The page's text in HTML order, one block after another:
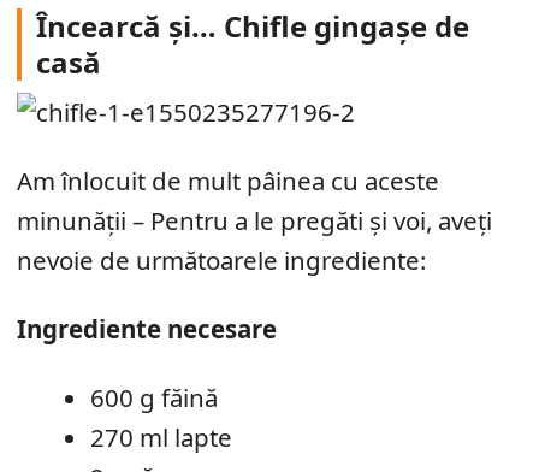
Încearcă și… Chifle gingașe de
casă
Am înlocuit de mult pâinea cu aceste
minunății – Pentru a le pregăti și voi, aveți
nevoie de următoarele ingrediente:
Ingrediente necesare
600 g făină
270 ml lapte